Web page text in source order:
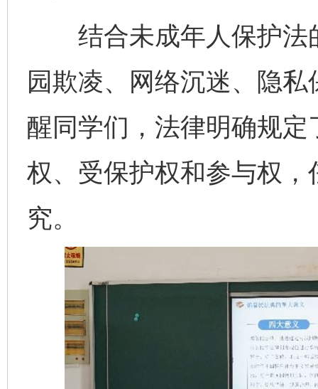
结合未成年人保护法
园欺凌、网络沉迷、隐
醒同学们，法律明确规
权、受保护权和参与权
究。